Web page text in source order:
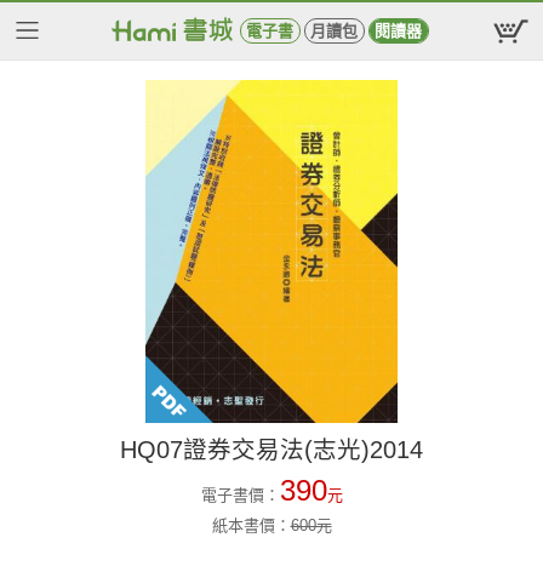
電子書 月讀包 閱讀器
HQ07證券交易法(志光)2014
電子書價： 390元
紙本書價：600元